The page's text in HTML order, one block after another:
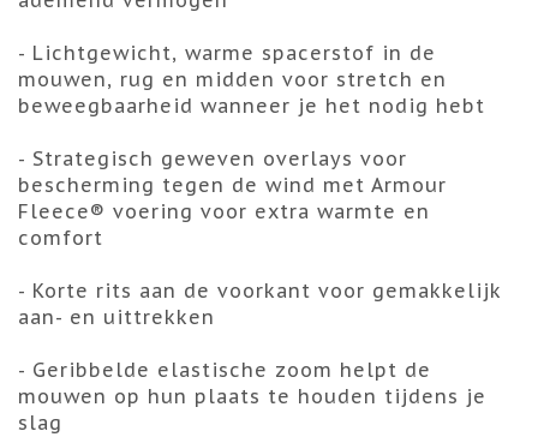
- Lichtgewicht, warme spacerstof in de
mouwen, rug en midden voor stretch en
beweegbaarheid wanneer je het nodig hebt
- Strategisch geweven overlays voor
bescherming tegen de wind met Armour
Fleece® voering voor extra warmte en
comfort
- Korte rits aan de voorkant voor gemakkelijk
aan- en uittrekken
- Geribbelde elastische zoom helpt de
mouwen op hun plaats te houden tijdens je
slag